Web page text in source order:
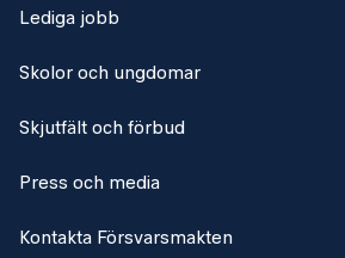
Lediga jobb
Skolor och ungdomar
Skjutfält och förbud
Press och media
Kontakta Försvarsmakten